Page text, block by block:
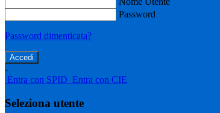
Password
Password dimenticata?
-
Entra con SPID Entra con CIE
Seleziona utente